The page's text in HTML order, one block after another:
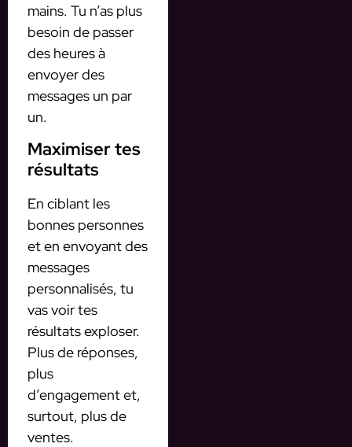
mains. Tu n’as plus
besoin de passer
des heures à
envoyer des
messages un par
un.
Maximiser tes
résultats
En ciblant les
bonnes personnes
et en envoyant des
messages
personnalisés, tu
vas voir tes
résultats exploser.
Plus de réponses,
plus
d’engagement et,
surtout, plus de
ventes.